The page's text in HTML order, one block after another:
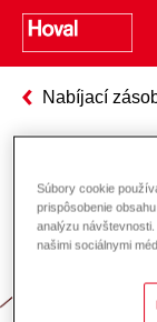
Nabíjací
Súbory cookie
prispôsobenie
analýzu
našimi sociálnymi